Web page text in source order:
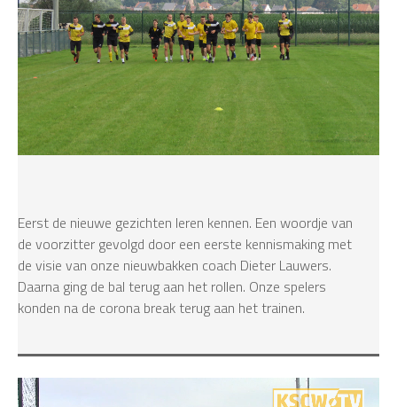
Eerst de nieuwe gezichten leren kennen. Een woordje van
de voorzitter gevolgd door een eerste kennismaking met
de visie van onze nieuwbakken coach Dieter Lauwers.
Daarna ging de bal terug aan het rollen. Onze spelers
konden na de corona break terug aan het trainen.